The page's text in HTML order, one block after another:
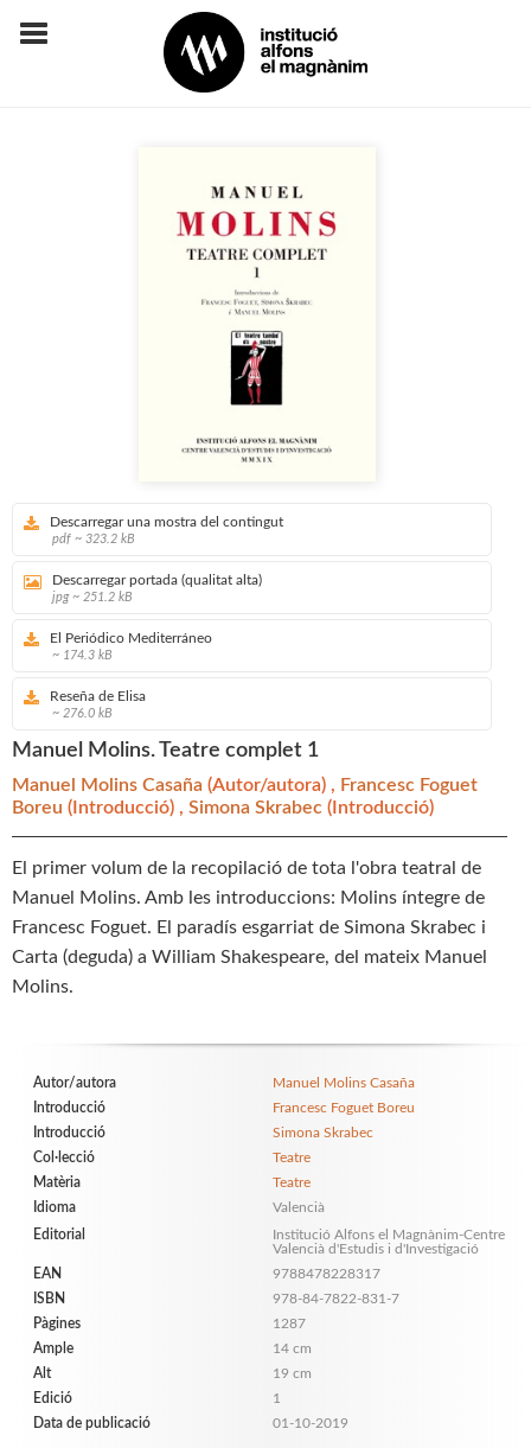
Descarregar una mostra del contingut
pdf ~ 323.2 kB
Descarregar portada (qualitat alta)
jpg ~ 251.2 kB
El Periódico Mediterráneo
~ 174.3 kB
Reseña de Elisa
~ 276.0 kB
Manuel Molins. Teatre complet 1
Manuel Molins Casaña (Autor/autora) , Francesc Foguet
Boreu (Introducció) , Simona Skrabec (Introducció)
El primer volum de la recopilació de tota l'obra teatral de
Manuel Molins. Amb les introduccions: Molins íntegre de
Francesc Foguet. El paradís esgarriat de Simona Skrabec i
Carta (deguda) a William Shakespeare, del mateix Manuel
Molins.
Autor/autora
Manuel Molins Casaña
Introducció
Francesc Foguet Boreu
Introducció
Simona Skrabec
Col·lecció
Teatre
Matèria
Teatre
Idioma
Valencià
Editorial
Institució Alfons el Magnànim-Centre
Valencià d'Estudis i d'Investigació
EAN
9788478228317
ISBN
978-84-7822-831-7
Pàgines
1287
Ample
14 cm
Alt
19 cm
Edició
1
Data de publicació
01-10-2019